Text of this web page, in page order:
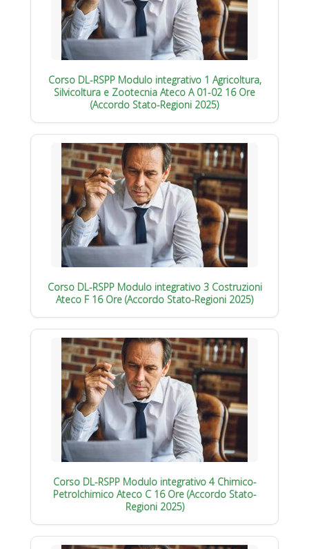
Corso DL-RSPP Modulo integrativo 1 Agricoltura,
Silvicoltura e Zootecnia Ateco A 01-02 16 Ore
(Accordo Stato-Regioni 2025)
Corso DL-RSPP Modulo integrativo 3 Costruzioni
Ateco F 16 Ore (Accordo Stato-Regioni 2025)
Corso DL-RSPP Modulo integrativo 4 Chimico-
Petrolchimico Ateco C 16 Ore (Accordo Stato-
Regioni 2025)